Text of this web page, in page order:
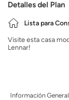
Detalles del Plan
Lista para
Visite esta casa
Lennar!
Información General